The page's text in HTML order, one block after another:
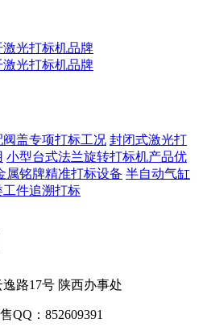
激光打标机品牌
激光打标机品牌
盖专项打标工况 封闭式激光打
小型台式法兰旋转打标机产品优
属铭牌精准打标设备 半自动气缸
件追溯打标
路17号 陕西办事处
QQ：852609391